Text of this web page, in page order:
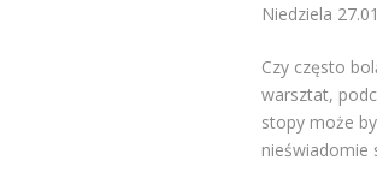
Niedziela
Czy często
warsztat,
stopy może
nieświadomie